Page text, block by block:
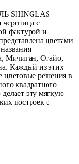
SHINGLAS
с
фактурой и
цветами
Мичиган, Огайо,
Каждый из этих
цветовые решения в
квадратного
делает эту мягкую
построек с